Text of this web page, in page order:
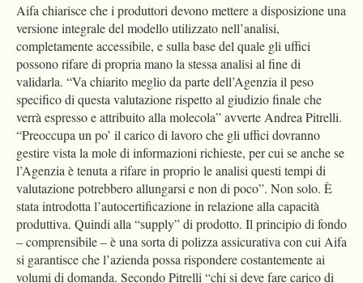
Aifa chiarisce che i produttori devono mettere a disposizione una
versione integrale del modello utilizzato nell’analisi,
completamente accessibile, e sulla base del quale gli uffici
possono rifare di propria mano la stessa analisi al fine di
validarla. “Va chiarito meglio da parte dell’Agenzia il peso
specifico di questa valutazione rispetto al giudizio finale che
verrà espresso e attribuito alla molecola” avverte Andrea Pitrelli.
“Preoccupa un po’ il carico di lavoro che gli uffici dovranno
gestire vista la mole di informazioni richieste, per cui se anche se
l’Agenzia è tenuta a rifare in proprio le analisi questi tempi di
valutazione potrebbero allungarsi e non di poco”. Non solo. È
stata introdotta l’autocertificazione in relazione alla capacità
produttiva. Quindi alla “supply” di prodotto. Il principio di fondo
– comprensibile – è una sorta di polizza assicurativa con cui Aifa
si garantisce che l’azienda possa rispondere costantemente ai
volumi di domanda. Secondo Pitrelli “chi si deve fare carico di